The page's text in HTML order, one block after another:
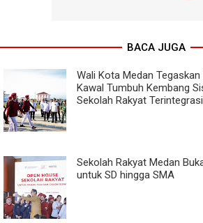
BACA JUGA
Wali Kota Medan
Kawal Tumbuh Kembang
Sekolah Rakyat Terintegrasi
Sekolah Rakyat Medan
untuk SD hingga SMA